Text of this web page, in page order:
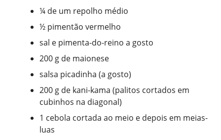
¼ de um repolho médio
½ pimentão vermelho
sal e pimenta-do-reino a gosto
200 g de maionese
salsa picadinha (a gosto)
200 g de kani-kama (palitos cortados em
cubinhos na diagonal)
1 cebola cortada ao meio e depois em meias-
luas